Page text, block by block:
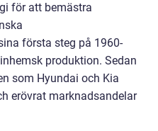
för att bemästra
första steg på 1960-
produktion. Sedan
som Hyundai och Kia
erövrat marknadsandelar